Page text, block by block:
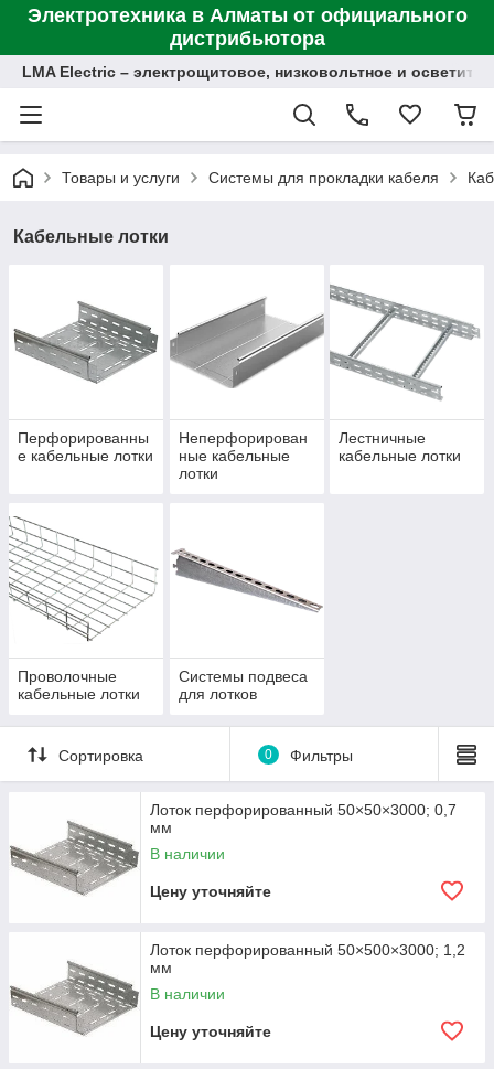
Электротехника в Алматы от официального
дистрибьютора
LMA Electric – электрощитовое, низковольтное и
Товары и услуги Системы для прокладки кабеля
Кабельные лотки
Перфорированны
е кабельные лотки
Неперфорирован
ные кабельные
лотки
Лестничные
кабельные лотки
Проволочные
кабельные лотки
Системы подвеса
для лотков
Сортировка 0 Фильтры
Лоток перфорированный 50×50×3000; 0,7
мм
В наличии
Цену уточняйте
Лоток перфорированный 50×500×3000; 1,2
мм
В наличии
Цену уточняйте